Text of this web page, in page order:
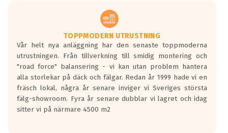
TOPPMODERN UTRUSTNING
Vår helt nya anläggning har den senaste toppmoderna
utrustningen. Från tillverkning till smidig montering och
"road force" balansering - vi kan utan problem hantera
alla storlekar på däck och fälgar. Redan år 1999 hade vi en
fräsch lokal, några år senare inviger vi Sveriges största
fälg-showroom. Fyra år senare dubblar vi lagret och idag
sitter vi på närmare 4500 m2